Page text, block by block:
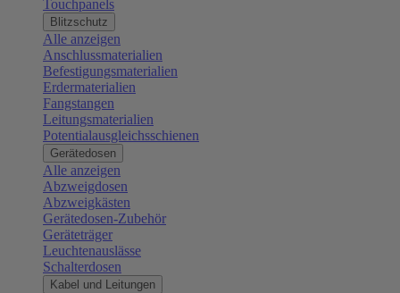
Touchpanels
Blitzschutz
Alle anzeigen
Anschlussmaterialien
Befestigungsmaterialien
Erdermaterialien
Fangstangen
Leitungsmaterialien
Potentialausgleichsschienen
Gerätedosen
Alle anzeigen
Abzweigdosen
Abzweigkästen
Gerätedosen-Zubehör
Geräteträger
Leuchtenauslässe
Schalterdosen
Kabel und Leitungen